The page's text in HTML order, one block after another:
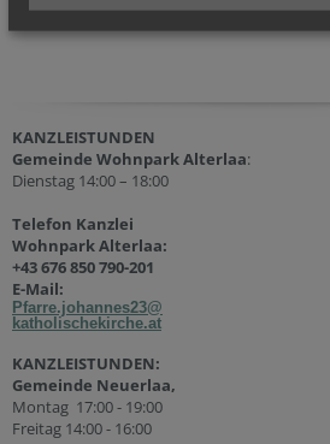
KANZLEISTUNDEN
Gemeinde Wohnpark Alterlaa:
Dienstag 14:00 – 18:00
Telefon Kanzlei
Wohnpark Alterlaa:
+43 676 850 790-201
E-Mail:
Pfarre.johannes23@
katholischekirche.at
KANZLEISTUNDEN:
Gemeinde Neuerlaa,
Montag 17:00 - 19:00
Freitag 14:00 - 16:00